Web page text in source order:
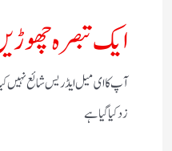
ایک تبصرہ
آپ کا ای میل ایڈریس شائع نہیں
زد کیا گیا ہے